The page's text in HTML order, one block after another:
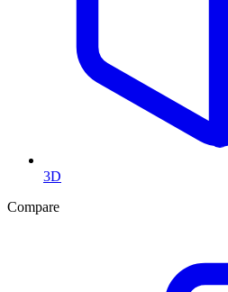
3D
Compare